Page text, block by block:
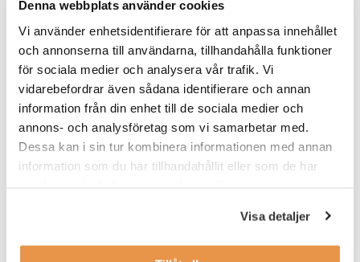
Denna webbplats använder cookies
Vi använder enhetsidentifierare för att anpassa innehållet
och annonserna till användarna, tillhandahålla funktioner
för sociala medier och analysera vår trafik. Vi
vidarebefordrar även sådana identifierare och annan
information från din enhet till de sociala medier och
annons- och analysföretag som vi samarbetar med.
Dessa kan i sin tur kombinera informationen med annan
information som du har tillhandahållit eller som de har
Visa detaljer
Uppdraget är ett konsultuppdrag på halvtid med långsiktighet.
Kontoret ligger i Grimmered, V. Frölunda och där finns tjänster
inom ventilation och inomhusklimat. Företaget täcker hela Stor-
Göteborg och arbetar huvudsakligen mot fastighetsbolag,
bostadsrättsföreningar, byggentreprenörer, fastighetsförvaltande
bolag, industrier samt offentliga förvaltare. Du kommer vara
VD:s högra hand och kommer både kunna arbeta på plats men
också hemifrån.